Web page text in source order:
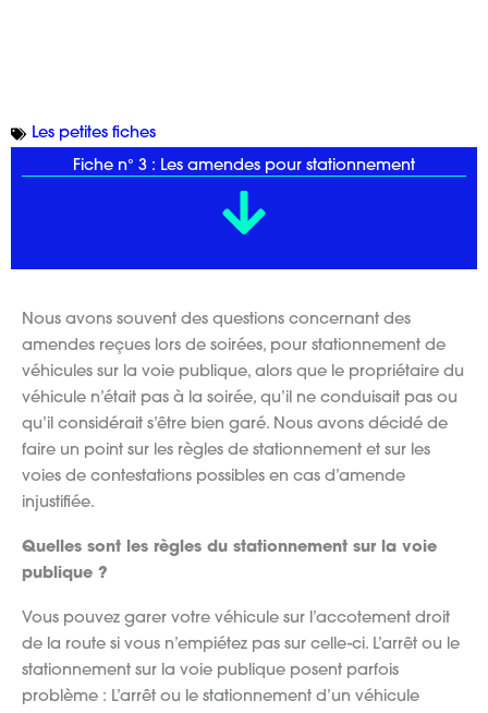
Les petites fiches
Fiche n° 3 : Les amendes pour stationnement
Nous avons souvent des questions concernant des
amendes reçues lors de soirées, pour stationnement de
véhicules sur la voie publique, alors que le propriétaire du
véhicule n’était pas à la soirée, qu’il ne conduisait pas ou
qu’il considérait s’être bien garé. Nous avons décidé de
faire un point sur les règles de stationnement et sur les
voies de contestations possibles en cas d’amende
injustifiée.
Quelles sont les règles du stationnement sur la voie
publique ?
Vous pouvez garer votre véhicule sur l’accotement droit
de la route si vous n’empiétez pas sur celle-ci. L’arrêt ou le
stationnement sur la voie publique posent parfois
problème : L’arrêt ou le stationnement d’un véhicule